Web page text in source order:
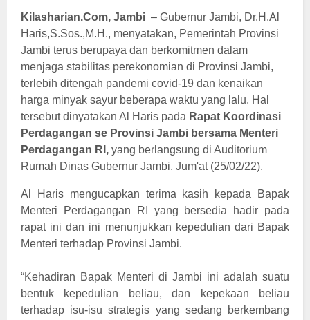
Kilasharian.Com, Jambi – Gubernur Jambi, Dr.H.Al
Haris,S.Sos.,M.H., menyatakan, Pemerintah Provinsi
Jambi terus berupaya dan berkomitmen dalam
menjaga stabilitas perekonomian di Provinsi Jambi,
terlebih ditengah pandemi covid-19 dan kenaikan
harga minyak sayur beberapa waktu yang lalu. Hal
tersebut dinyatakan Al Haris pada Rapat Koordinasi
Perdagangan se Provinsi Jambi bersama Menteri
Perdagangan RI, yang berlangsung di Auditorium
Rumah Dinas Gubernur Jambi, Jum'at (25/02/22).
Al Haris mengucapkan terima kasih kepada Bapak
Menteri Perdagangan RI yang bersedia hadir pada
rapat ini dan ini menunjukkan kepedulian dari Bapak
Menteri terhadap Provinsi Jambi.
“Kehadiran Bapak Menteri di Jambi ini adalah suatu
bentuk kepedulian beliau, dan kepekaan beliau
terhadap isu-isu strategis yang sedang berkembang